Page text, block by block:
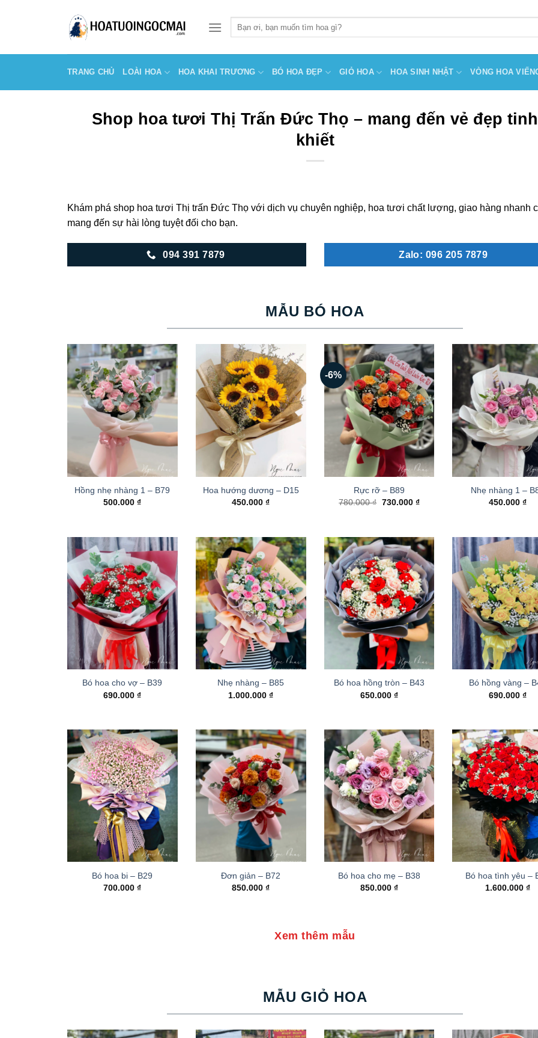
kiếm:
TRANG CHỦ LOÀI HOA HOA KHAI TRƯƠNG BÓ HOA ĐẸP GIỎ HOA HOA SINH NHẬT VÒNG HOA
Shop hoa tươi Thị Trấn Đức Thọ – mang đến vẻ đẹp tinh
khiết
Khám phá shop hoa tươi Thị trấn Đức Thọ với dịch vụ chuyên nghiệp, hoa tươi chất lượng, giao hàng nhanh
mang đến sự hài lòng tuyệt đối cho bạn.
094 391 7879 Zalo: 096 205 7879
MẪU BÓ HOA
Hồng nhẹ nhàng 1 – B79
500.000₫
Hoa hướng dương – D15
450.000₫
-6%
Rực rỡ – B89
780.000₫ Giá
730.000 ₫Giá
730.000 ₫.
Nhẹ nhàng 1 –
450.000 ₫
Bó hoa cho vợ – B39
690.000₫
Nhẹ nhàng – B85
1.000.000₫
Bó hoa hồng tròn – B43
650.000 ₫
Bó hồng vàng –
690.000 ₫
Bó hoa bi – B29
700.000₫
Đơn giản – B72
850.000₫
Bó hoa cho mẹ – B38
850.000 ₫
Bó hoa tình yêu –
1.600.000 ₫
Xem thêm mẫu
MẪU GIỎ HOA